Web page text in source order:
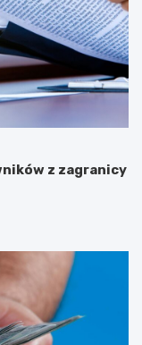
z zagranicy